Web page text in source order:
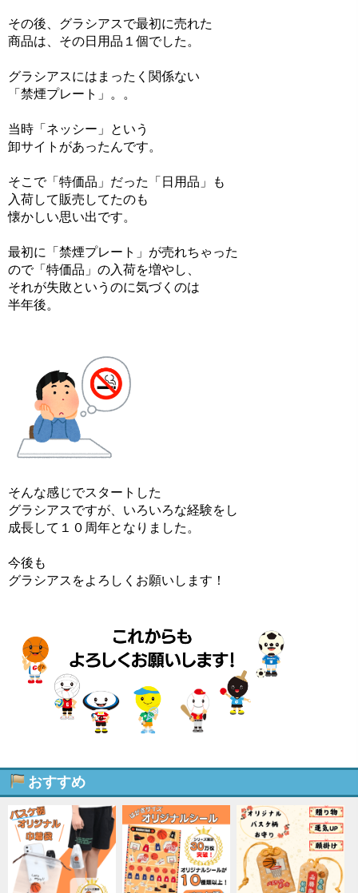
その後、グラシアスで最初に売れた
商品は、その日用品１個でした。
グラシアスにはまったく関係ない
「禁煙プレート」。。
当時「ネッシー」という
卸サイトがあったんです。
そこで「特価品」だった「日用品」も
入荷して販売してたのも
懐かしい思い出です。
最初に「禁煙プレート」が売れちゃった
ので「特価品」の入荷を増やし、
それが失敗というのに気づくのは
半年後。
そんな感じでスタートした
グラシアスですが、いろいろな経験をし
成長して１０周年となりました。
今後も
グラシアスをよろしくお願いします！
おすすめ